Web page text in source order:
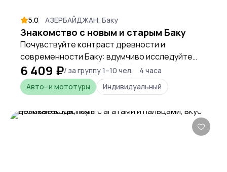
5.0 АЗЕРБАЙДЖАН, Баку
Знакомство с новым и старым Баку
Почувствуйте контраст древности и
современности Баку: вдумчиво исследуйте
лабиринты Старого города и влейтесь в ритм
динамичной столицы на комфортабельном
автомобиле.
6 409 ₽/ за группу 1–10 чел.
4 часа
Авто- и мототуры
Индивидуальный